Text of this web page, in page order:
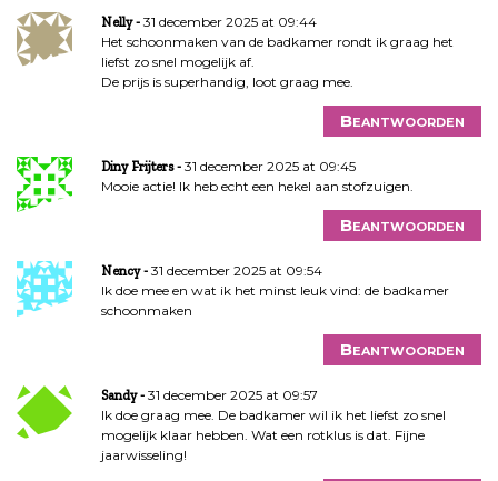
Nelly
31 december 2025 at 09:44
Het schoonmaken van de badkamer rondt ik graag het
liefst zo snel mogelijk af.
De prijs is superhandig, loot graag mee.
Beantwoorden
Diny Frijters
31 december 2025 at 09:45
Mooie actie! Ik heb echt een hekel aan stofzuigen.
Beantwoorden
Nency
31 december 2025 at 09:54
Ik doe mee en wat ik het minst leuk vind: de badkamer
schoonmaken
Beantwoorden
Sandy
31 december 2025 at 09:57
Ik doe graag mee. De badkamer wil ik het liefst zo snel
mogelijk klaar hebben. Wat een rotklus is dat. Fijne
jaarwisseling!